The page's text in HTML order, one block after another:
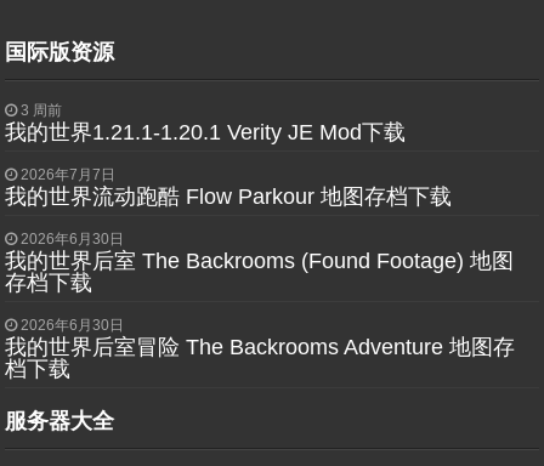
国际版资源
3 周前
我的世界1.21.1-1.20.1 Verity JE Mod下载
2026年7月7日
我的世界流动跑酷 Flow Parkour 地图存档下载
2026年6月30日
我的世界后室 The Backrooms (Found Footage) 地图
存档下载
2026年6月30日
我的世界后室冒险 The Backrooms Adventure 地图存
档下载
服务器大全